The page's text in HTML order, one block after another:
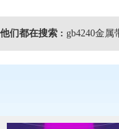
他们都在搜索 : gb4240金属